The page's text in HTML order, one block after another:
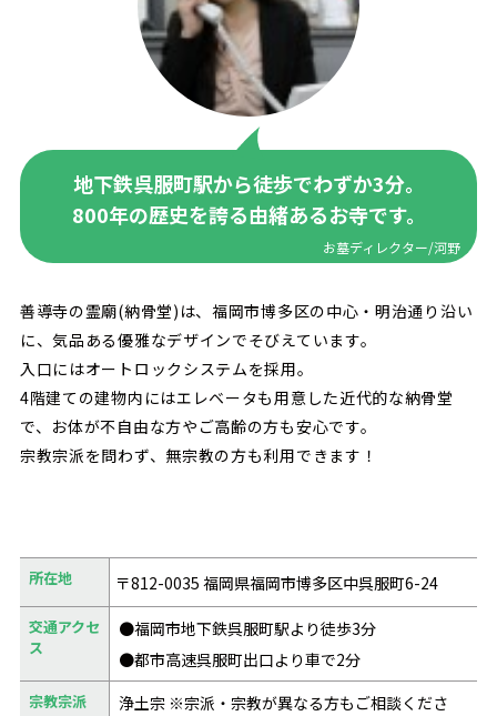
地下鉄呉服町駅から徒歩でわずか3分。
800年の歴史を誇る由緒あるお寺です。
お墓ディレクター/河野
善導寺の霊廟(納骨堂)は、福岡市博多区の中心・明治通り沿い
に、気品ある優雅なデザインでそびえています。
入口にはオートロックシステムを採用。
4階建ての建物内にはエレベータも用意した近代的な納骨堂
で、お体が不自由な方やご高齢の方も安心です。
宗教宗派を問わず、無宗教の方も利用できます！
所在地 〒812-0035 福岡県福岡市博多区中呉服町6-24
交通アクセ
ス
●福岡市地下鉄呉服町駅より徒歩3分
●都市高速呉服町出口より車で2分
宗教宗派
浄土宗 ※宗派・宗教が異なる方もご相談くださ